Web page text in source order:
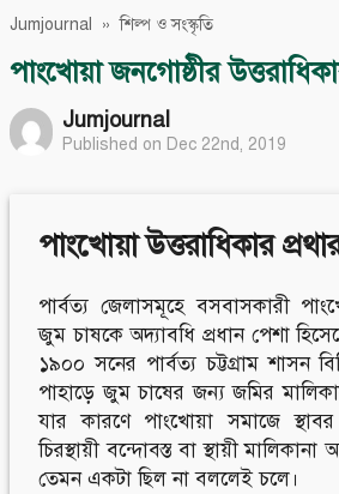
Audio Archive
Learn more
About Us
Terms & Conditions
Sitemap
Contact
FAQ
Follow Us
Facebook
Twitter
Youtube
Google+
Instagram
Invite
Be a
Be a
Be a
Jumjournal »শিল্প ও সংস্কৃতি
পাংখোয়া জনগোষ্ঠীর
Jumjournal
Published on Dec 22nd, 2019
পাংখোয়া উত্তরাধিকার
পার্বত্য জেলাসমূহে বসবাসকারী
জুম চাষকে অদ্যাবধি প্রধান পেশা
১৯০০ সনের পার্বত্য চট্টগ্রাম শাসন
পাহাড়ে জুম চাষের জন্য জমির
যার কারণে পাংখোয়া সমাজে
চিরস্থায়ী বন্দোবস্ত বা স্থায়ী মালিকানা
তেমন একটা ছিল না বললেই চলে।